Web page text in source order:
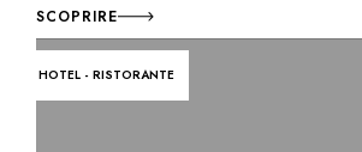
SCOPRIRE
HOTEL - RISTORANTE